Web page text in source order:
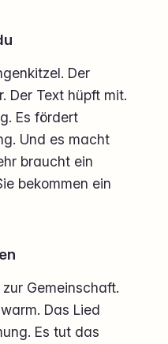
Der
Der Text hüpft mit.
Es fördert
Und es macht
braucht ein
bekommen ein
Gemeinschaft.
Das Lied
Es tut das